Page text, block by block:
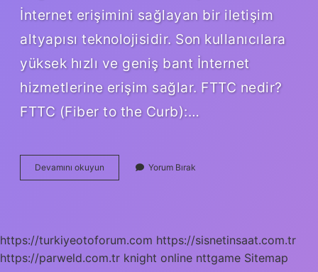
İnternet erişimini sağlayan bir iletişim
altyapısı teknolojisidir. Son kullanıcılara
yüksek hızlı ve geniş bant İnternet
hizmetlerine erişim sağlar. FTTC nedir?
FTTC (Fiber to the Curb):…
Devamını okuyun
Ve
Yorum Bırak
https://turkiyeotoforum.com https://sisnetinsaat.com.tr
https://parweld.com.tr knight online nttgame Sitemap